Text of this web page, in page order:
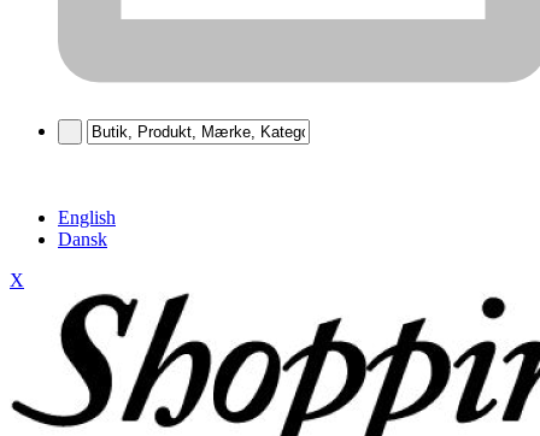
English
Dansk
X